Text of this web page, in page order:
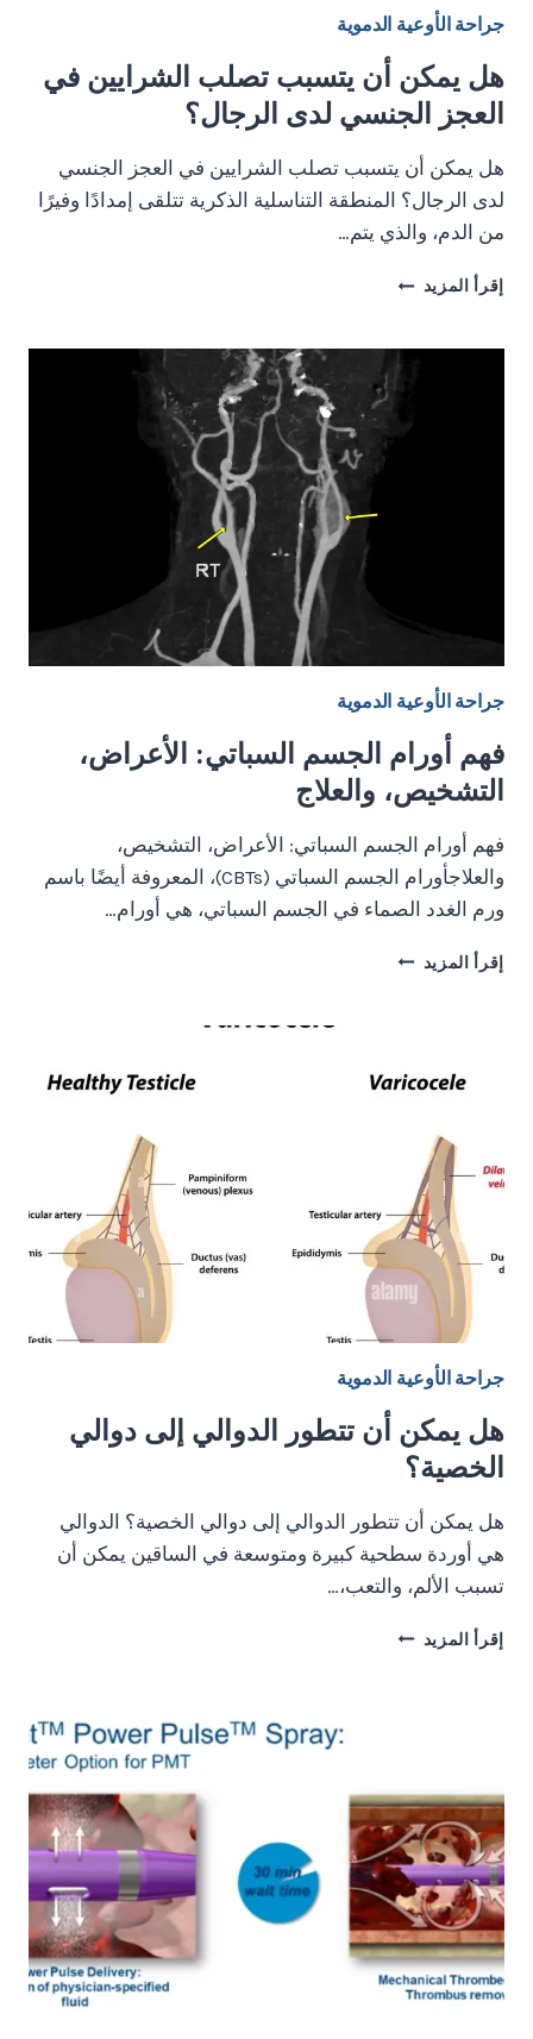
جراحة الأوعية الدموية
هل يمكن أن يتسبب تصلب الشرايين في
العجز الجنسي لدى الرجال؟
هل يمكن أن يتسبب تصلب الشرايين في العجز الجنسي
لدى الرجال؟ المنطقة التناسلية الذكرية تتلقى إمدادًا وفيرًا
من الدم، والذي يتم…
إقرأ المزيد هل
يتسبب
تصلب
الشرايين
العجز
جراحة الأوعية الدموية
فهم أورام الجسم السباتي: الأعراض،
التشخيص، والعلاج
فهم أورام الجسم السباتي: الأعراض، التشخيص،
والعلاجأورام الجسم السباتي (CBTs)، المعروفة أيضًا باسم
ورم الغدد الصماء في الجسم السباتي، هي أورام…
إقرأ المزيد فهم
التشخيص،
جراحة الأوعية الدموية
هل يمكن أن تتطور الدوالي إلى دوالي
الخصية؟
هل يمكن أن تتطور الدوالي إلى دوالي الخصية؟ الدوالي
هي أوردة سطحية كبيرة ومتوسعة في الساقين يمكن أن
تسبب الألم، والتعب،…
إقرأ المزيد هل
الخصية؟